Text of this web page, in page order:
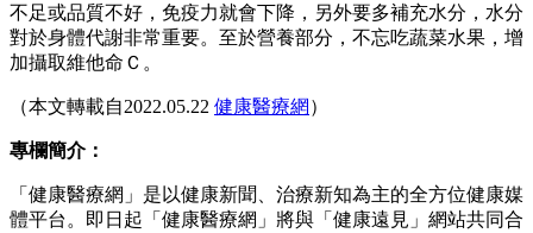
不足或品質不好，免疫力就會下降，另外要多補充水分，水分
對於身體代謝非常重要。至於營養部分，不忘吃蔬菜水果，增
加攝取維他命Ｃ。
（本文轉載自2022.05.22 健康醫療網 ）
專欄簡介：
「健康醫療網」是以健康新聞、治療新知為主的全方位健康媒
體平台。即日起「健康醫療網」將與「健康遠見」網站共同合